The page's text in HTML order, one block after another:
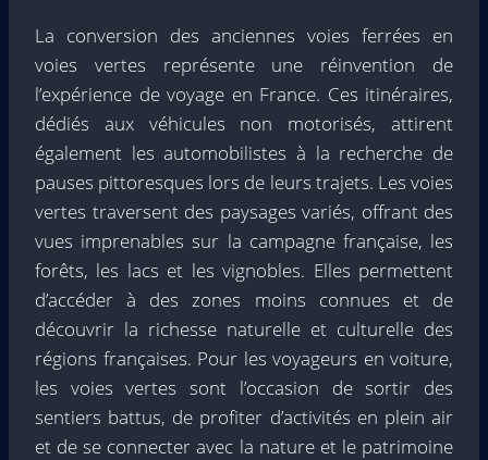
La conversion des anciennes voies ferrées en
voies vertes représente une réinvention de
l’expérience de voyage en France. Ces itinéraires,
dédiés aux véhicules non motorisés, attirent
également les automobilistes à la recherche de
pauses pittoresques lors de leurs trajets. Les voies
vertes traversent des paysages variés, offrant des
vues imprenables sur la campagne française, les
forêts, les lacs et les vignobles. Elles permettent
d’accéder à des zones moins connues et de
découvrir la richesse naturelle et culturelle des
régions françaises. Pour les voyageurs en voiture,
les voies vertes sont l’occasion de sortir des
sentiers battus, de profiter d’activités en plein air
et de se connecter avec la nature et le patrimoine